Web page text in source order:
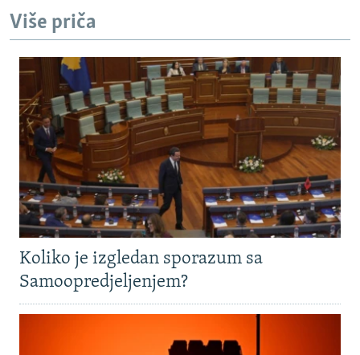
Više priča
Koliko je izgledan sporazum sa
Samoopredjeljenjem?